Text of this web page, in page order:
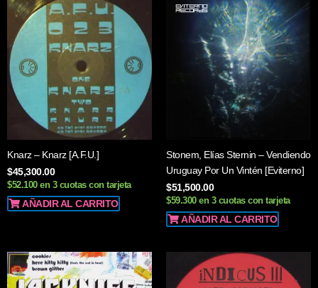
Knarz – Knarz [A.F.U.]
$45,300.00
$52.100 en 3 cuotas con tarjeta
AÑADIR AL CARRITO
Stonem, Elías Sternin – Vendiendo
Uruguay Por Un Vintén [Eviterno]
$51,500.00
$59.300 en 3 cuotas con tarjeta
AÑADIR AL CARRITO